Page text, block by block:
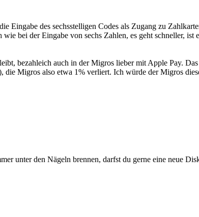
Eingabe des sechsstelligen Codes als Zugang zu
bei der Eingabe von sechs Zahlen, es geht schneller, ist
bezahleich auch in der Migros lieber mit Apple Pay. Das
Migros also etwa 1% verliert. Ich würde der Migros
unter den Nägeln brennen, darfst du gerne eine neue